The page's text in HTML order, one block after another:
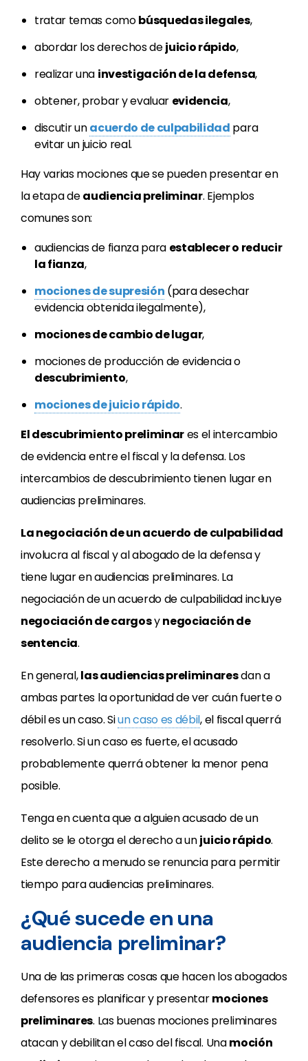
tratar temas comobúsquedas ilegales,
abordar los derechos dejuicio rápido,
realizar una investigación de la defensa,
obtener, probar y evaluar evidencia,
discutir unacuerdo de culpabilidad para
evitar un juicio real.
Hay varias mociones que se pueden presentar en
la etapa deaudiencia preliminar. Ejemplos
comunes son:
audiencias de fianza para establecer o reducir
la fianza,
mociones de supresión (para desechar
evidencia obtenida ilegalmente),
mociones de cambio de lugar,
mociones de producción de evidencia o
descubrimiento,
mociones de juicio rápido.
El descubrimiento preliminares el intercambio
de evidencia entre el fiscal y la defensa. Los
intercambios de descubrimiento tienen lugar en
audiencias preliminares.
La negociación de un acuerdo de culpabilidad
involucra al fiscal y al abogado de la defensa y
tiene lugar en audiencias preliminares. La
negociación de un acuerdo de culpabilidad incluye
negociación de cargosynegociación de
sentencia.
En general,las audiencias preliminaresdan a
ambas partes la oportunidad de ver cuán fuerte o
débil es un caso. Siun caso es débil, el fiscal querrá
resolverlo. Si un caso es fuerte, el acusado
probablemente querrá obtener la menor pena
posible.
Tenga en cuenta que a alguien acusado de un
delito se le otorga el derecho a unjuicio rápido.
Este derecho a menudo se renuncia para permitir
tiempo para audiencias preliminares.
¿Qué sucede en una
audiencia preliminar?
Una de las primeras cosas que hacen los abogados
defensores es planificar y presentarmociones
preliminares. Las buenas mociones preliminares
atacan y debilitan el caso del fiscal. Unamoción